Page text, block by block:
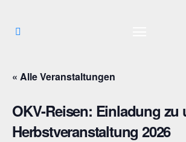
« Alle Veranstaltungen
OKV-Reisen: Einladung zu
Herbstveranstaltung 2026